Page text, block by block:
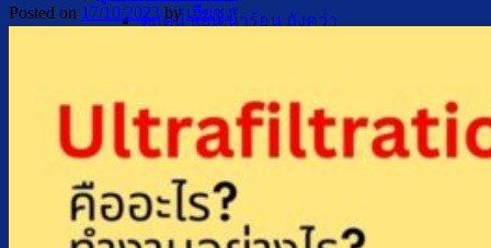
ตู้กดน้ำเย็น น้ำร้อน ถังคว่ำ
ตู้กดน้ำเย็น น้ำร้อน กรองในตัว
ตู้กดน้ำเย็น น้ำร้อน ต่อท่อประปา
ตู้กดน้ำเย็น น้ำร้อน สแตนเลส
ตู้กดน้ำเย็น มือกดเท้าเหยียบ
บริการ
ล้างตู้กดน้ำเย็น
Posted on 17/10/2023 byเฮียชุง